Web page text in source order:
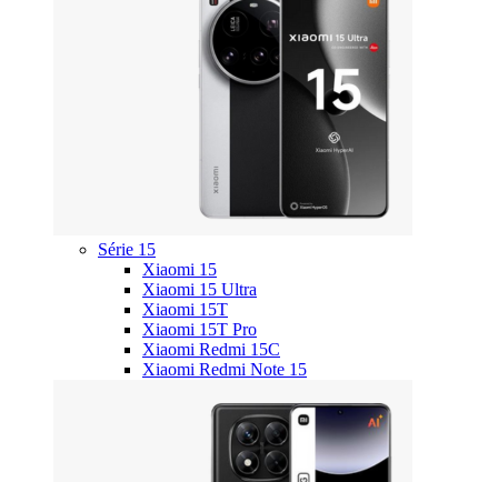
Série 15
Xiaomi 15
Xiaomi 15 Ultra
Xiaomi 15T
Xiaomi 15T Pro
Xiaomi Redmi 15C
Xiaomi Redmi Note 15